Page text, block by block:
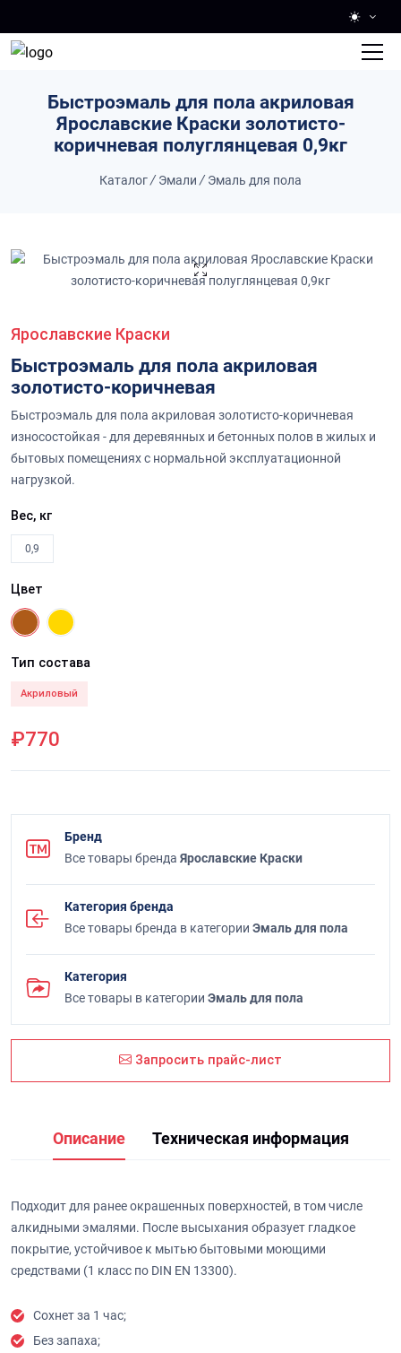
Быстроэмаль для пола акриловая
Ярославские Краски золотисто-
коричневая полуглянцевая 0,9кг
Каталог/ Эмали / Эмаль для пола
Ярославские Краски
Быстроэмаль для пола акриловая
золотисто-коричневая
Быстроэмаль для пола акриловая золотисто-коричневая
износостойкая - для деревянных и бетонных полов в жилых и
бытовых помещениях с нормальной эксплуатационной
нагрузкой.
Вес, кг
0,9
Цвет
Тип состава
Акриловый
₽770
Бренд
Все товары бренда Ярославские Краски
Категория бренда
Все товары бренда в категории Эмаль для пола
Категория
Все товары в категории Эмаль для пола
Запросить прайс-лист
Описание Техническая информация
Подходит для ранее окрашенных поверхностей, в том числе
алкидными эмалями. После высыхания образует гладкое
покрытие, устойчивое к мытью бытовыми моющими
средствами (1 класс по DIN EN 13300).
Сохнет за 1 час;
Без запаха;